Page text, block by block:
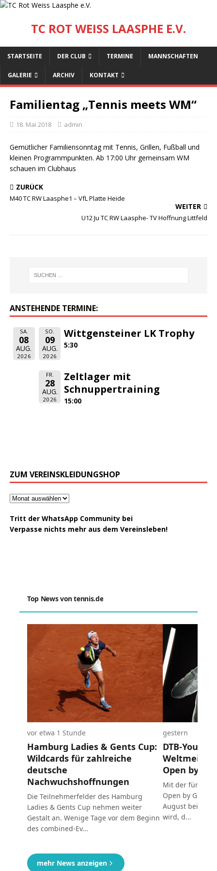
TC ROT WEISS LAASPHE E.V.
STARTSEITE DER CLUB TERMINE MANNSCHAFTEN
GALERIE ARCHIV KONTAKT
Familientag „Tennis meets WM“
18. Mai 2018 admin
Gemütlicher Familiensonntag mit Tennis, Grillen, Fußball und
kleinen Programmpunkten. Ab 17:00 Uhr gemeinsam WM
schauen im Clubhaus
ZURÜCK
M40 TC RW Laasphe1 – VfL Platte Heide
WEITER
U12 Ju TC RW Laasphe- TV Hoffnung Littfeld
ANSTEHENDE TERMINE:
SA.
08
AUG.
2026
SO.
09
AUG.
2026
Wittgensteiner LK Trophy
5:30
FR.
28
AUG.
2026
Zeltlager mit
Schnuppertraining
15:00
ZUM VEREINSKLEIDUNGSHOP
Tritt der WhatsApp Community bei
Verpasse nichts mehr aus dem Vereinsleben!